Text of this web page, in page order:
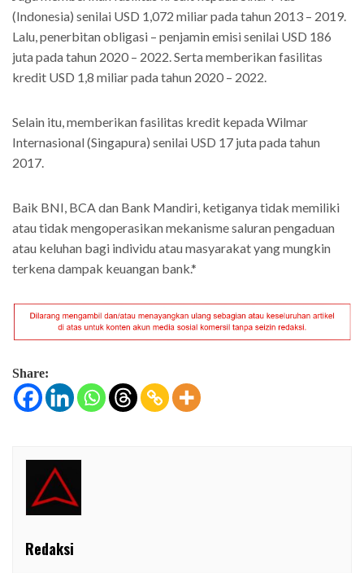
(Indonesia) senilai USD 1,072 miliar pada tahun 2013 – 2019.
Lalu, penerbitan obligasi – penjamin emisi senilai USD 186
juta pada tahun 2020 – 2022. Serta memberikan fasilitas
kredit USD 1,8 miliar pada tahun 2020 – 2022.
Selain itu, memberikan fasilitas kredit kepada Wilmar
Internasional (Singapura) senilai USD 17 juta pada tahun
2017.
Baik BNI, BCA dan Bank Mandiri, ketiganya tidak memiliki
atau tidak mengoperasikan mekanisme saluran pengaduan
atau keluhan bagi individu atau masyarakat yang mungkin
terkena dampak keuangan bank.*
Share:
Redaksi